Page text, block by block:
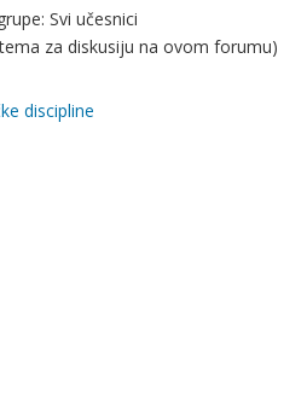
Svi učesnici
za diskusiju na ovom forumu)
discipline